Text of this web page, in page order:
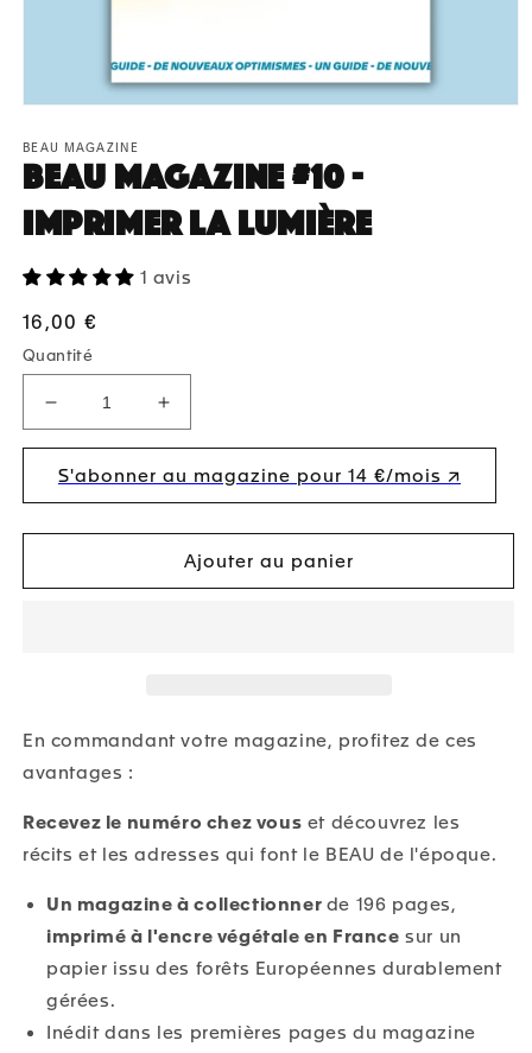
média
1
dans
fenêtre
modale
BEAU MAGAZINE
BEAU Magazine #10 -
Imprimer la lumière
1 avis
Prix
habituel
16,00 €
Quantité
Réduire
la
de
Magazine
-
Augmenter
la
de
Magazine
#10
-
S'abonner au magazine pour 14 €/mois ↗︎
Ajouter au panier
En commandant votre magazine, profitez de ces
avantages :
Recevez le numéro chez vous et découvrez les
récits et les adresses qui font le BEAU de l'époque.
Un magazine à collectionner de 196 pages,
imprimé à l'encre végétale en France sur un
papier issu des forêts Européennes durablement
gérées.
Inédit dans les premières pages du magazine